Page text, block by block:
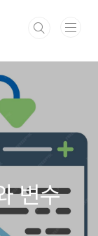
변수